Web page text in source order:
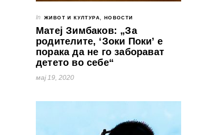
In ЖИВОТ И КУЛТУРА, НОВОСТИ
Матеј Зимбаков: „За
родителите, ‘Зоки Поки’ е
порака да не го заборават
детето во себе“
мај 19, 2020